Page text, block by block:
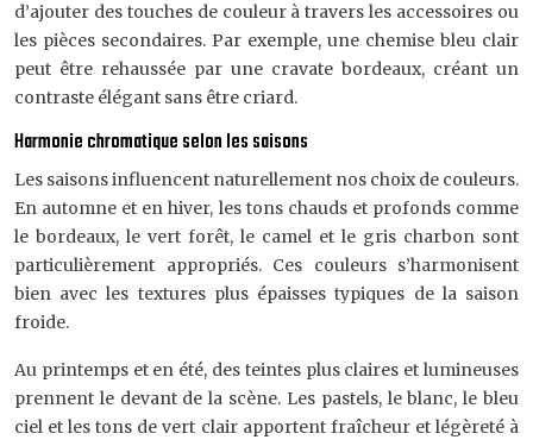
d’ajouter des touches de couleur à travers les accessoires ou
les pièces secondaires. Par exemple, une chemise bleu clair
peut être rehaussée par une cravate bordeaux, créant un
contraste élégant sans être criard.
Harmonie chromatique selon les saisons
Les saisons influencent naturellement nos choix de couleurs.
En automne et en hiver, les tons chauds et profonds comme
le bordeaux, le vert forêt, le camel et le gris charbon sont
particulièrement appropriés. Ces couleurs s’harmonisent
bien avec les textures plus épaisses typiques de la saison
froide.
Au printemps et en été, des teintes plus claires et lumineuses
prennent le devant de la scène. Les pastels, le blanc, le bleu
ciel et les tons de vert clair apportent fraîcheur et légèreté à